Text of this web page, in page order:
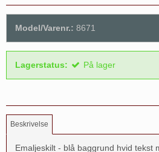
Model/Varenr.: 8671
Lagerstatus: På lager
Beskrivelse
Emaljeskilt - blå baggrund hvid tekst